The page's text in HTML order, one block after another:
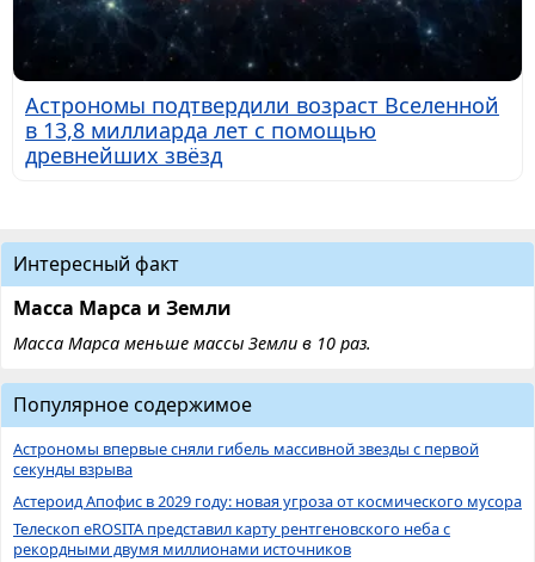
Астрономы подтвердили возраст Вселенной
в 13,8 миллиарда лет с помощью
древнейших звёзд
Интересный факт
Масса Марса и Земли
Масса Марса меньше массы Земли в 10 раз.
Популярное содержимое
Астрономы впервые сняли гибель массивной звезды с первой
секунды взрыва
Астероид Апофис в 2029 году: новая угроза от космического мусора
Телескоп eROSITA представил карту рентгеновского неба с
рекордными двумя миллионами источников